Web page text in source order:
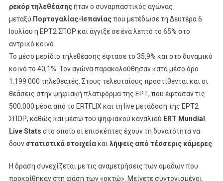
ρεκόρ τηλεθέασηςήταν ο συναρπαστικός αγώνας
μεταξύ Πορτογαλίας-Ισπανίαςπου μετέδωσε τη Δευτέρα 6
Ιουλίου η ΕΡΤ2 ΣΠΟΡ και άγγιξε σε ένα λεπτό το 65% στο
αντρικό κοινό.
Το μέσο μερίδιο τηλεθέασης έφτασε το 35,9% και στο δυναμικό
κοινό το 40,1%. Τον αγώνα παρακολούθησαν κατά μέσο όρο
1.199.000 τηλεθεατές. Στους τελευταίους προστίθενται και οι
θεάσεις στην ψηφιακή πλατφόρμα της ΕΡΤ, που έφτασαν τις
500.000 μέσα από το ERTFLIX και τη live μετάδοση της ΕΡΤ2
ΣΠΟΡ, καθώς και μέσω του ψηφιακού καναλιού ERT Mundial
Live Stats στο οποίο οι επισκέπτες έχουν τη δυνατότητα να
δουν στατιστικά στοιχείακαι λήψεις από τέσσερις κάμερες.
Η δράση συνεχίζεται με τις αναμετρήσεις των ομάδων που
προκρίθηκαν στη φάση των «οκτώ». Μείνετε συντονισμένοι